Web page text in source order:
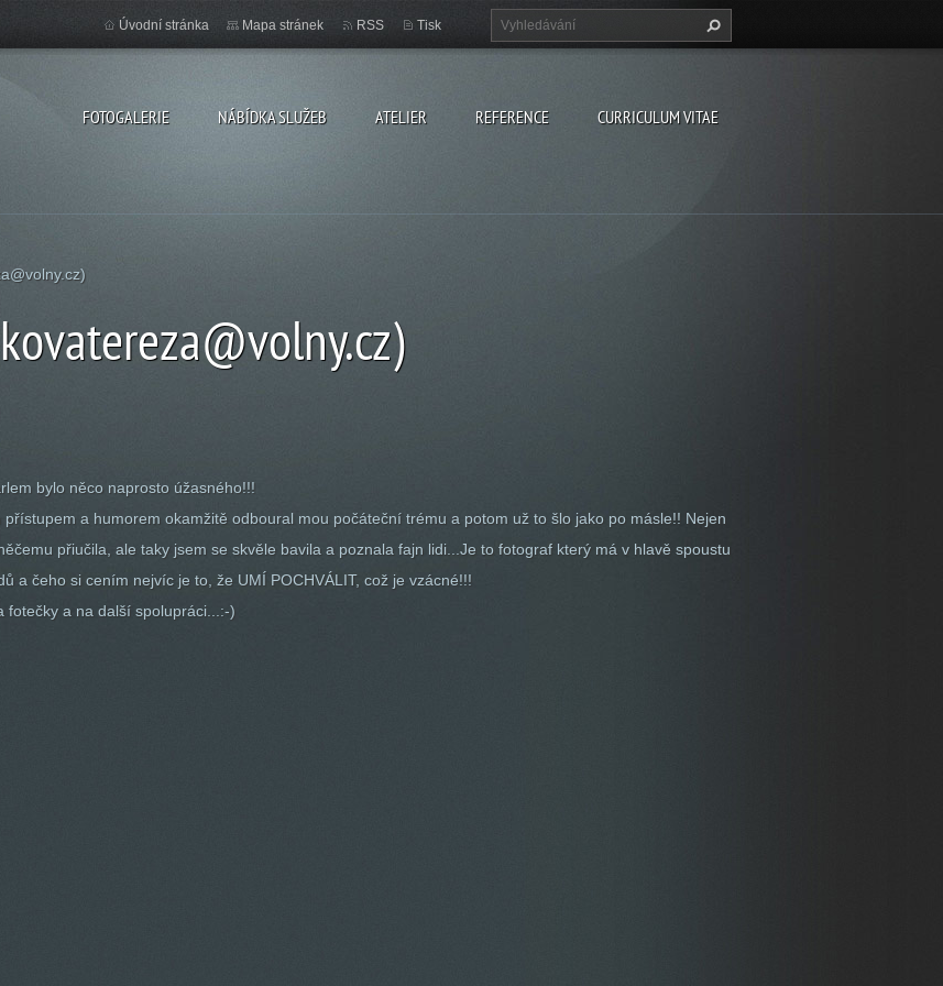
FOTOGALERIE NÁBÍDKA SLUŽEB ATELIER REFERENCE CURRICULUM VITAE
Úvodní stránka Mapa stránek RSS Tisk
bylo něco naprosto úžasného!!!
přístupem a humorem okamžitě odboural mou počáteční trému a potom už to šlo jako po másle!! Nejen
přiučila, ale taky jsem se skvěle bavila a poznala fajn lidi...Je to fotograf který má v hlavě spoustu
a čeho si cením nejvíc je to, že UMÍ POCHVÁLIT, což je vzácné!!!
fotečky a na další spolupráci...:-)